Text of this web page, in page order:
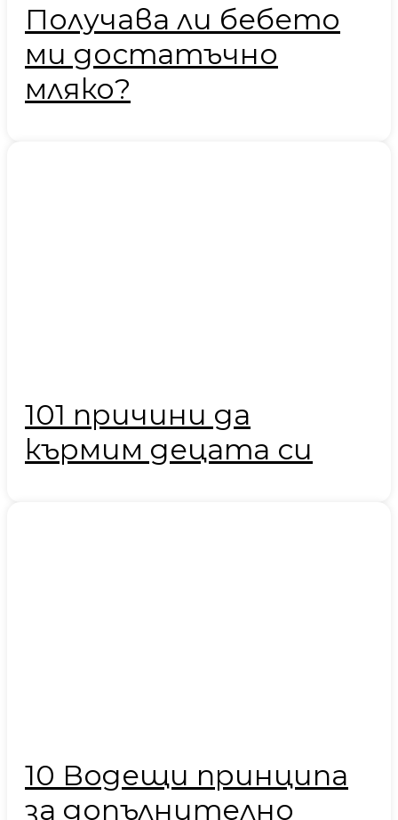
Получава ли бебето
ми достатъчно
мляко?
101 причини да
кърмим децата си
10 Водещи принципа
за допълнително